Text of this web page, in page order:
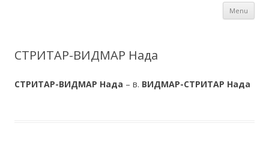
Енциклопедија СрпскогMenu
СТРИТАР-ВИДМАР Нада
СТРИТАР-ВИДМАР Нада – в. ВИДМАР-СТРИТАР Нада